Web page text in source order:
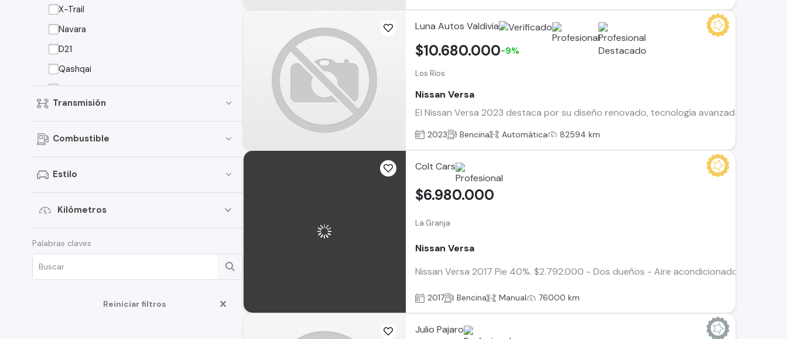
X-Trail
Navara
D21
Qashqai
Kicks
Terrano
March
Tiida
Note
ALTIMA
D22
Transmisión
Combustible
Estilo
Kilómetros
Palabras claves
Reiniciar filtros
Luna Autos Valdivia
Los Ríos
Nissan Versa
El Nissan Versa 2023 destaca por su diseño renovado, tecnología avanzada y
$10.680.000-9%
2023 Bencina Automática 82594 km
Colt Cars
La Granja
Nissan Versa
Nissan Versa 2017 Pie 40%. $2.792.000 - Dos dueños - Aire acondicionado -
$6.980.000
2017 Bencina Manual 76000 km
Julio Pajaro